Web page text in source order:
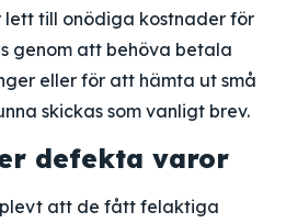
lett till onödiga kostnader för
genom att behöva betala
eller för att hämta ut små
skickas som vanligt brev.
defekta varor
att de fått felaktiga